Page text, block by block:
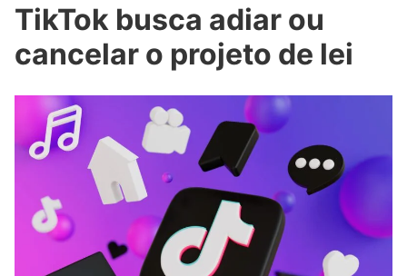
TikTok busca adiar ou
cancelar o projeto de lei